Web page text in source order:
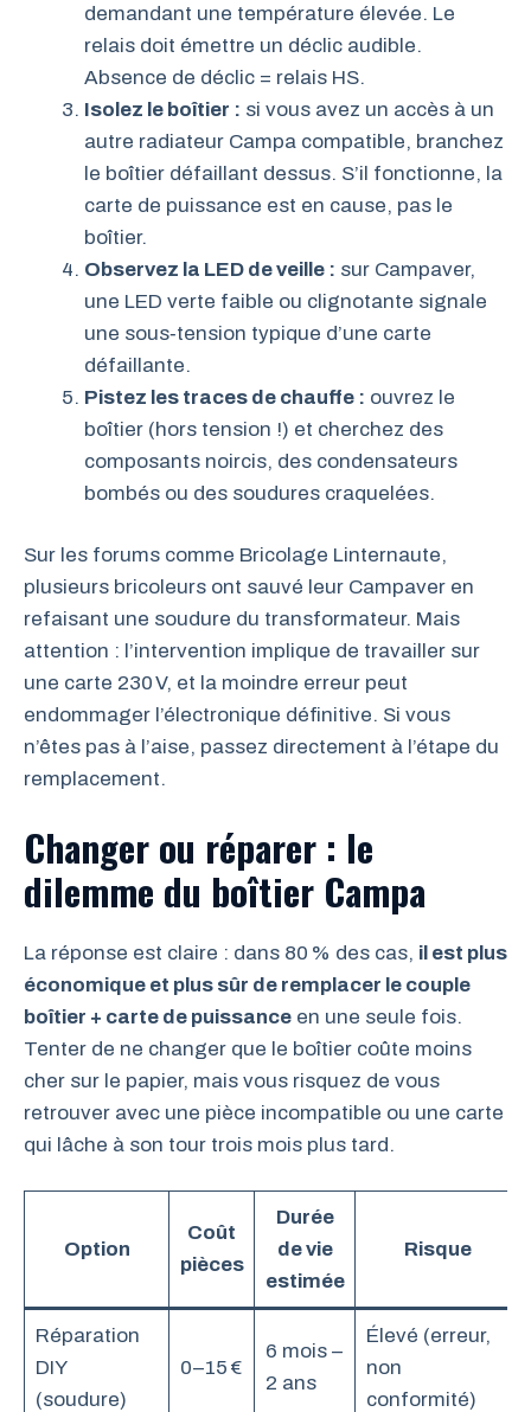
demandant une température élevée. Le
relais doit émettre un déclic audible.
Absence de déclic = relais HS.
Isolez le boîtier : si vous avez un accès à un
autre radiateur Campa compatible, branchez
le boîtier défaillant dessus. S’il fonctionne, la
carte de puissance est en cause, pas le
boîtier.
Observez la LED de veille : sur Campaver,
une LED verte faible ou clignotante signale
une sous‑tension typique d’une carte
défaillante.
Pistez les traces de chauffe : ouvrez le
boîtier (hors tension !) et cherchez des
composants noircis, des condensateurs
bombés ou des soudures craquelées.
Sur les forums comme Bricolage Linternaute,
plusieurs bricoleurs ont sauvé leur Campaver en
refaisant une soudure du transformateur. Mais
attention : l’intervention implique de travailler sur
une carte 230 V, et la moindre erreur peut
endommager l’électronique définitive. Si vous
n’êtes pas à l’aise, passez directement à l’étape du
remplacement.
Changer ou réparer : le
dilemme du boîtier Campa
La réponse est claire : dans 80 % des cas, il est plus
économique et plus sûr de remplacer le couple
boîtier + carte de puissance en une seule fois.
Tenter de ne changer que le boîtier coûte moins
cher sur le papier, mais vous risquez de vous
retrouver avec une pièce incompatible ou une carte
qui lâche à son tour trois mois plus tard.
Option
Coût
pièces
Durée
de vie
estimée
Risque
Réparation
DIY
(soudure)
0–15 €
6 mois –
2 ans
Élevé (erreur,
non
conformité)